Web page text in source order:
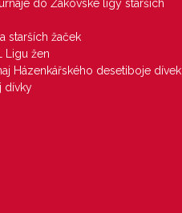
do Žákovské ligy starších
starších žaček
Ligu žen
Házenkářského desetiboje dívek
dívky